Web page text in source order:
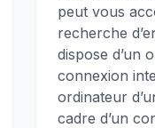
peut vous
recherche
dispose d’un
connexion
ordinateur
cadre d’un